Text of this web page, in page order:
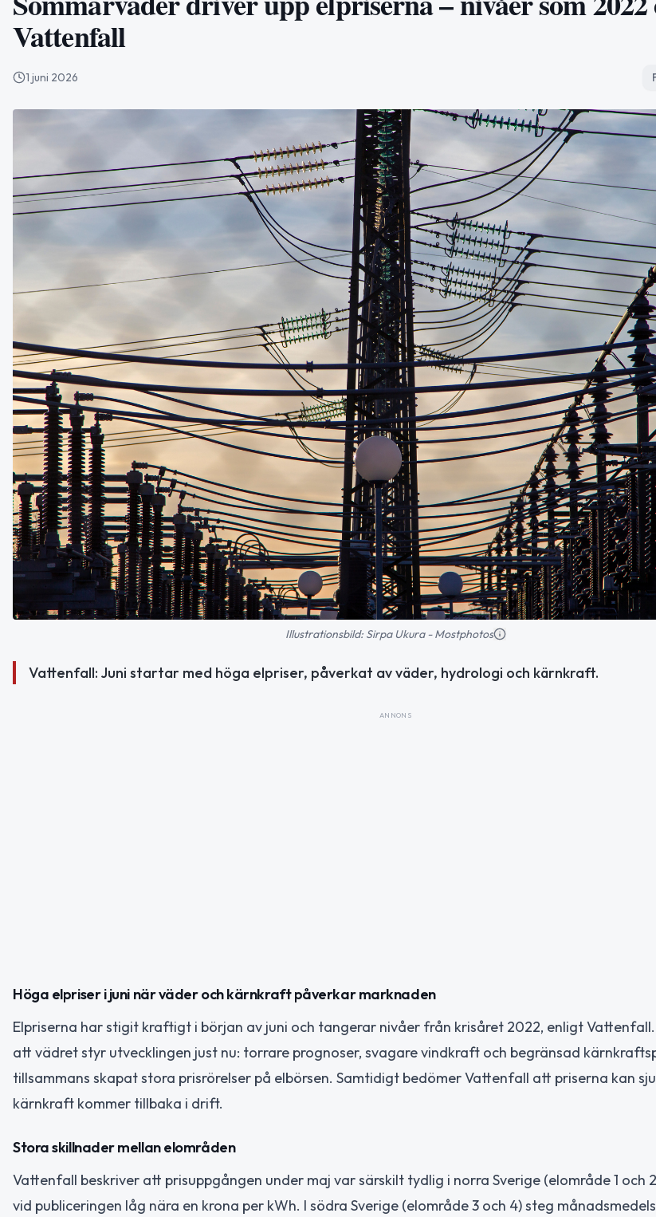
Vattenfall
1 juni 2026
Illustrationsbild: Sirpa Ukura - Mostphotos
Vattenfall: Juni startar med höga elpriser, påverkat av väder, hydrologi och kärnkraft.
ANNONS
Höga elpriser i juni när väder och kärnkraft påverkar marknaden
Elpriserna har stigit kraftigt i början av juni och tangerar nivåer från krisåret 2022, enligt
att vädret styr utvecklingen just nu: torrare prognoser, svagare vindkraft och begränsad
tillsammans skapat stora prisrörelser på elbörsen. Samtidigt bedömer Vattenfall att priserna kan
kärnkraft kommer tillbaka i drift.
Stora skillnader mellan elområden
Vattenfall beskriver att prisuppgången under maj var särskilt tydlig i norra Sverige (elområde 1 och
vid publiceringen låg nära en krona per kWh. I södra Sverige (elområde 3 och 4) steg